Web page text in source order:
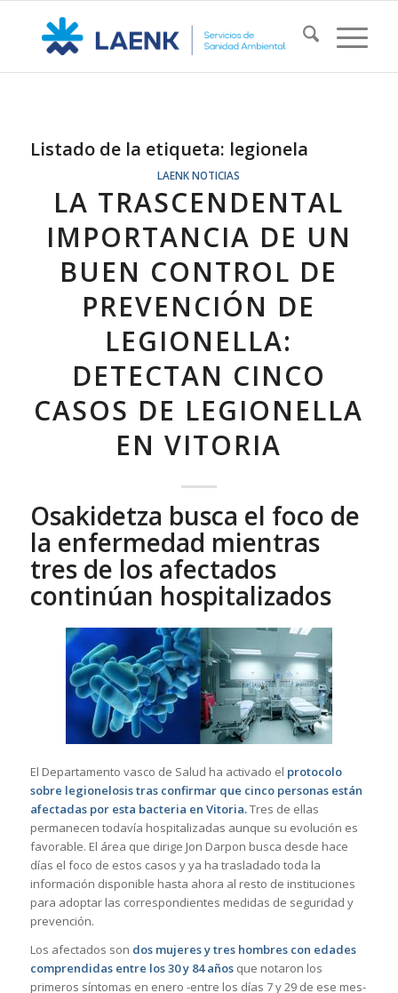
Listado de la etiqueta: legionela
LAENK NOTICIAS
LA TRASCENDENTAL
IMPORTANCIA DE UN
BUEN CONTROL DE
PREVENCIÓN DE
LEGIONELLA:
DETECTAN CINCO
CASOS DE LEGIONELLA
EN VITORIA
Osakidetza busca el foco de
la enfermedad mientras
tres de los afectados
continúan hospitalizados
El Departamento vasco de Salud ha activado el protocolo
sobre legionelosis tras confirmar que cinco personas están
afectadas por esta bacteria en Vitoria.Tres de ellas
permanecen todavía hospitalizadas aunque su evolución es
favorable. El área que dirige Jon Darpon busca desde hace
días el foco de estos casos y ya ha trasladado toda la
información disponible hasta ahora al resto de instituciones
para adoptar las correspondientes medidas de seguridad y
prevención.
Los afectados son dos mujeres y tres hombres con edades
comprendidas entre los 30 y 84 añosque notaron los
primeros síntomas en enero -entre los días 7 y 29 de ese mes-